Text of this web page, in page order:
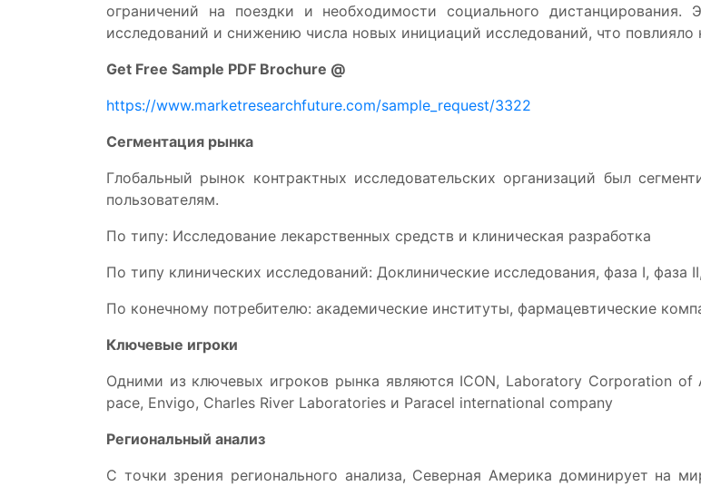
ограничений на поездки и необходимости социального
исследований и снижению числа новых инициаций исследований, что повлияло
Get Free Sample PDF Brochure @
https://www.marketresearchfuture.com/sample_request/3322
Сегментация рынка
Глобальный рынок контрактных исследовательских организаций был
пользователям.
По типу: Исследование лекарственных средств и клиническая разработка
По типу клинических исследований: Доклинические исследования, фаза I, фаза
По конечному потребителю: академические институты, фармацевтические
Ключевые игроки
Одними из ключевых игроков рынка являются ICON, Laboratory Corporation of
pace, Envigo, Charles River Laboratories и Paracel international company
Региональный анализ
С точки зрения регионального анализа, Северная Америка доминирует на